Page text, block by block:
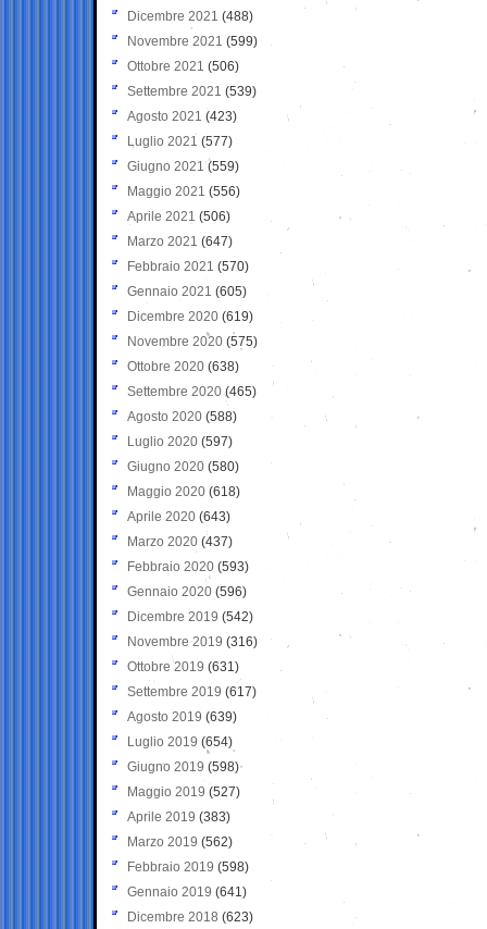
Dicembre 2021 (488)
Novembre 2021 (599)
Ottobre 2021 (506)
Settembre 2021 (539)
Agosto 2021 (423)
Luglio 2021 (577)
Giugno 2021(559)
Maggio 2021 (556)
Aprile 2021 (506)
Marzo 2021 (647)
Febbraio 2021 (570)
Gennaio 2021 (605)
Dicembre 2020 (619)
Novembre 2020 (575)
Ottobre 2020 (638)
Settembre 2020(465)
Agosto 2020 (588)
Luglio 2020 (597)
Giugno 2020 (580)
Maggio 2020 (618)
Aprile 2020 (643)
Marzo 2020 (437)
Febbraio 2020 (593)
Gennaio 2020 (596)
Dicembre 2019 (542)
Novembre 2019 (316)
Ottobre 2019 (631)
Settembre 2019 (617)
Agosto 2019 (639)
Luglio 2019 (654)
Giugno 2019 (598)
Maggio 2019 (527)
Aprile 2019 (383)
Marzo 2019 (562)
Febbraio 2019 (598)
Gennaio 2019 (641)
Dicembre 2018 (623)